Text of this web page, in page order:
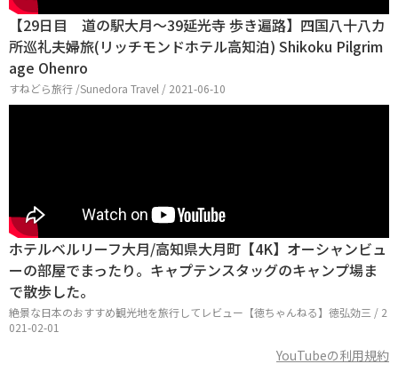
【29日目 道の駅大月～39延光寺 歩き遍路】四国八十八カ
所巡礼夫婦旅(リッチモンドホテル高知泊) Shikoku Pilgrim
age Ohenro
すねどら旅行 /Sunedora Travel / 2021-06-10
ホテルベルリーフ大月/高知県大月町【4K】オーシャンビュ
ーの部屋でまったり。キャプテンスタッグのキャンプ場ま
で散歩した。
絶景な日本のおすすめ観光地を旅行してレビュー【徳ちゃんねる】徳弘効三 / 2
021-02-01
YouTubeの利用規約